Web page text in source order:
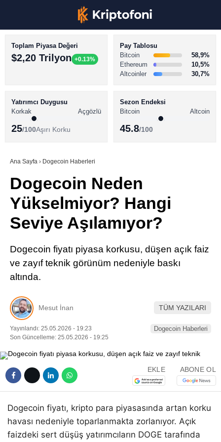
TikTok
LinkedIn
BİTCOİN HABERLERİ
ALTCOİN HABERLERİ
SÖZLÜK
Toplam Piyasa Değeri
$2,20 Trilyon +0.13%
Pay Tablosu
Bitcoin
58,9%
Ethereum
10,5%
Altcoinler
30,7%
Yatırımcı Duygusu
Korkak
Açgözlü
25/100Aşırı Korku
Sezon Endeksi
Bitcoin
Altcoin
45.8/100
Ana Sayfa › Dogecoin Haberleri
Dogecoin Neden
Yükselmiyor? Hangi
Seviye Aşılamıyor?
Dogecoin fiyatı piyasa korkusu, düşen açık faiz
ve zayıf teknik görünüm nedeniyle baskı
altında.
Mesut İnan TÜM YAZILARI
Yayınlandı: 25.05.2026 - 19:23
Son Güncelleme: 25.05.2026 - 19:25
Dogecoin Haberleri
EKLE ABONE OL
Dogecoin fiyatı, kripto para piyasasında artan korku
havası nedeniyle toparlanmakta zorlanıyor. Açık
faizdeki sert düşüş yatırımcıların DOGE tarafında